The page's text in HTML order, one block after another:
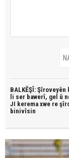
BALKÊŞÎ: Şîroveyên
li ser bawerî, gel û
JI kerema xwe re
binivîsin